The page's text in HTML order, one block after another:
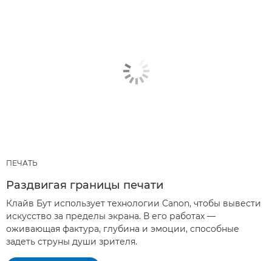
ПЕЧАТЬ
Раздвигая границы печати
Клайв Бут использует технологии Canon, чтобы вывести
искусство за пределы экрана. В его работах —
оживающая фактура, глубина и эмоции, способные
задеть струны души зрителя.